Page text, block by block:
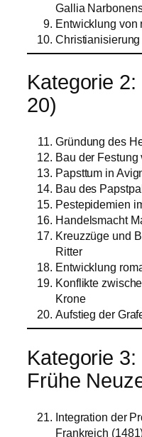
Gallia
Entwicklung von
Kategorie
20)
Gründung des
Bau der
Papsttum in
Bau des
Pestepidemien
Handelsmacht
Kreuzzüge und
Ritter
Entwicklung
Konflikte
Krone
Aufstieg der
Kategorie
Frühe
Integration der
Frankreich